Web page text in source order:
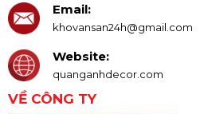
Email:
khovansan24h@gmail.com
Website:
quanganhdecor.com
VỀ CÔNG TY